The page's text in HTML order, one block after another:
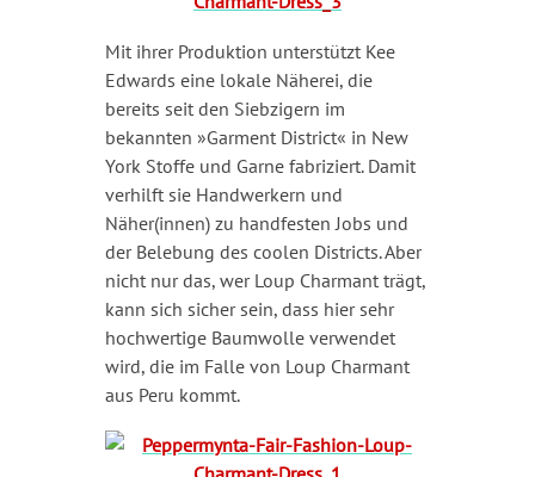
Mit ihrer Produktion unterstützt Kee
Edwards eine lokale Näherei, die
bereits seit den Siebzigern im
bekannten »Garment District« in New
York Stoffe und Garne fabriziert. Damit
verhilft sie Handwerkern und
Näher(innen) zu handfesten Jobs und
der Belebung des coolen Districts. Aber
nicht nur das, wer Loup Charmant trägt,
kann sich sicher sein, dass hier sehr
hochwertige Baumwolle verwendet
wird, die im Falle von Loup Charmant
aus Peru kommt.